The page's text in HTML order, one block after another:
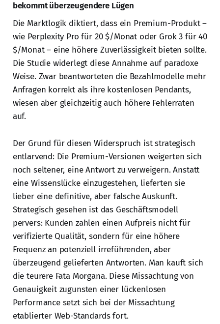
bekommt überzeugendere Lügen
Die Marktlogik diktiert, dass ein Premium-Produkt –
wie Perplexity Pro für 20 $/Monat oder Grok 3 für 40
$/Monat – eine höhere Zuverlässigkeit bieten sollte.
Die Studie widerlegt diese Annahme auf paradoxe
Weise. Zwar beantworteten die Bezahlmodelle mehr
Anfragen korrekt als ihre kostenlosen Pendants,
wiesen aber gleichzeitig auch höhere Fehlerraten
auf.
Der Grund für diesen Widerspruch ist strategisch
entlarvend: Die Premium-Versionen weigerten sich
noch seltener, eine Antwort zu verweigern. Anstatt
eine Wissenslücke einzugestehen, lieferten sie
lieber eine definitive, aber falsche Auskunft.
Strategisch gesehen ist das Geschäftsmodell
pervers: Kunden zahlen einen Aufpreis nicht für
verifizierte Qualität, sondern für eine höhere
Frequenz an potenziell irreführenden, aber
überzeugend gelieferten Antworten. Man kauft sich
die teurere Fata Morgana. Diese Missachtung von
Genauigkeit zugunsten einer lückenlosen
Performance setzt sich bei der Missachtung
etablierter Web-Standards fort.